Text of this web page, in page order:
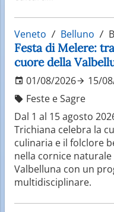
Veneto Belluno
Festa di Melere:
cuore della
01/08/2026
15/
Feste e Sagre
Dal 1 al 15 agosto
Trichiana celebra la
culinaria e il folclore
nella cornice naturale
Valbelluna con un
multidisciplinare.